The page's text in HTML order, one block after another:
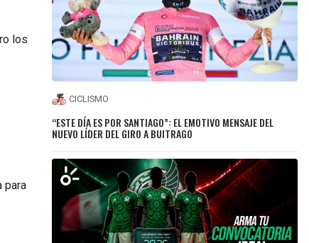
los
para
CICLISMO
“ESTE DÍA ES POR SANTIAGO”: EL EMOTIVO MENSAJE DEL
NUEVO LÍDER DEL GIRO A BUITRAGO